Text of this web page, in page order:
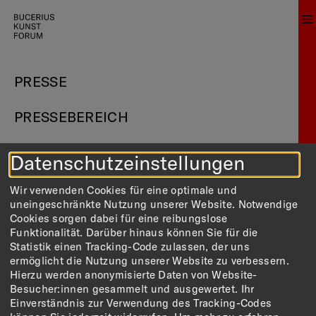
PRESSE
PRESSEBEREICH
Herzlich Willkommen im Pressebereich des Bucerius
Kunst Forums. Hier finden Sie aktuelle Pressetexte
und Pressebilder unserer Ausstellungen und
Veranstaltungen zum Download. Die Nutzung ist im
Rahmen einer aktuellen Berichterstattung kostenfrei.
Journalist:innen mit gültigem Presseausweis haben
freien Eintritt in unsere Ausstellungen. Sollten Sie ein
medienrelevantes Interesse haben, Veranstaltungen
aus unserem Begleitprogramm zu besuchen,
kontaktieren Sie uns bitte direkt unter
presse@buceriuskunstforum.de.
Datenschutzeinstellungen
Wir verwenden Cookies für eine optimale und
uneingeschränkte Nutzung unserer Website. Notwendige
Cookies sorgen dabei für eine reibungslose
Funktionalität. Darüber hinaus können Sie für die
Statistik einen Tracking-Code zulassen, der uns
ermöglicht die Nutzung unserer Website zu verbessern.
Hierzu werden anonymisierte Daten von Website-
Besucher:innen gesammelt und ausgewertet. Ihr
Einverständnis zur Verwendung des Tracking-Codes